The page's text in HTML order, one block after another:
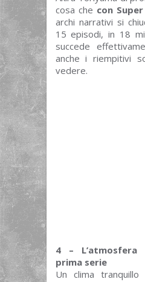
cosa che con
archi narrativi si
15 episodi, in 18
succede
anche i riempitivi
vedere.
4 –
prima serie
Un clima